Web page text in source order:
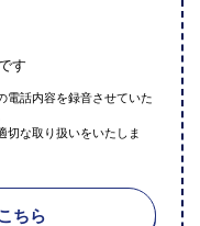
す
電話内容を録音させていた
切な取り扱いをいたしま
ちら